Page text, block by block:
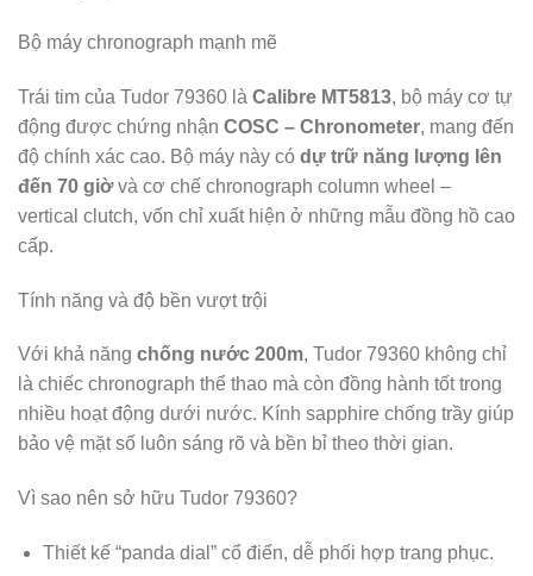
Bộ máy chronograph mạnh mẽ
Trái tim của Tudor 79360 là Calibre MT5813, bộ máy cơ tự
động được chứng nhận COSC – Chronometer, mang đến
độ chính xác cao. Bộ máy này có dự trữ năng lượng lên
đến 70 giờvà cơ chế chronograph column wheel –
vertical clutch, vốn chỉ xuất hiện ở những mẫu đồng hồ cao
cấp.
Tính năng và độ bền vượt trội
Với khả năng chống nước 200m, Tudor 79360 không chỉ
là chiếc chronograph thể thao mà còn đồng hành tốt trong
nhiều hoạt động dưới nước. Kính sapphire chống trầy giúp
bảo vệ mặt số luôn sáng rõ và bền bỉ theo thời gian.
Vì sao nên sở hữu Tudor 79360?
Thiết kế “panda dial” cổ điển, dễ phối hợp trang phục.